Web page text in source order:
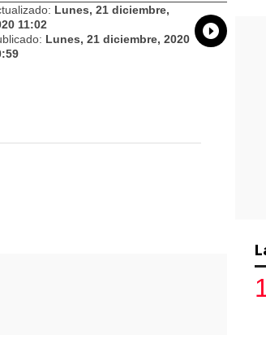
Lunes, 21 diciembre,
11:02
Lunes, 21 diciembre, 2020
Whatsapp